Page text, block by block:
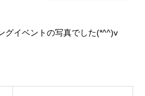
グイベントの写真でした(*^^)v